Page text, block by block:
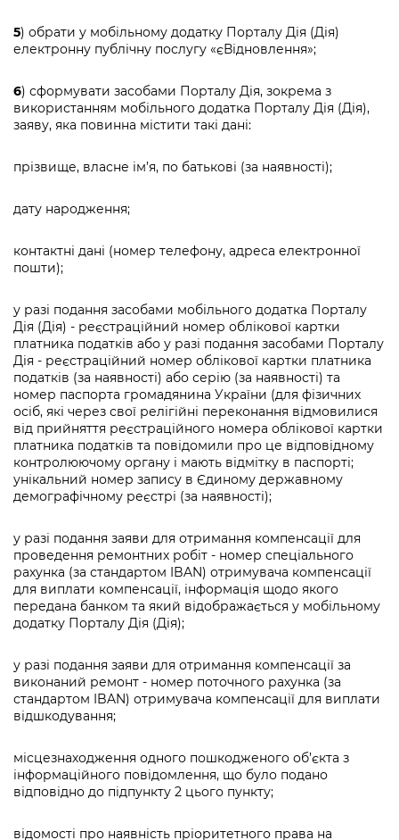
5) обрати у мобільному додатку Порталу Дія (Дія)
електронну публічну послугу «єВідновлення»;
6) сформувати засобами Порталу Дія, зокрема з
використанням мобільного додатка Порталу Дія (Дія),
заяву, яка повинна містити такі дані:
прізвище, власне ім’я, по батькові (за наявності);
дату народження;
контактні дані (номер телефону, адреса електронної
пошти);
у разі подання засобами мобільного додатка Порталу
Дія (Дія) - реєстраційний номер облікової картки
платника податків або у разі подання засобами Порталу
Дія - реєстраційний номер облікової картки платника
податків (за наявності) або серію (за наявності) та
номер паспорта громадянина України (для фізичних
осіб, які через свої релігійні переконання відмовилися
від прийняття реєстраційного номера облікової картки
платника податків та повідомили про це відповідному
контролюючому органу і мають відмітку в паспорті;
унікальний номер запису в Єдиному державному
демографічному реєстрі (за наявності);
у разі подання заяви для отримання компенсації для
проведення ремонтних робіт - номер спеціального
рахунка (за стандартом IBAN) отримувача компенсації
для виплати компенсації, інформація щодо якого
передана банком та який відображається у мобільному
додатку Порталу Дія (Дія);
у разі подання заяви для отримання компенсації за
виконаний ремонт - номер поточного рахунка (за
стандартом IBAN) отримувача компенсації для виплати
відшкодування;
місцезнаходження одного пошкодженого об’єкта з
інформаційного повідомлення, що було подано
відповідно до підпункту 2 цього пункту;
відомості про наявність пріоритетного права на